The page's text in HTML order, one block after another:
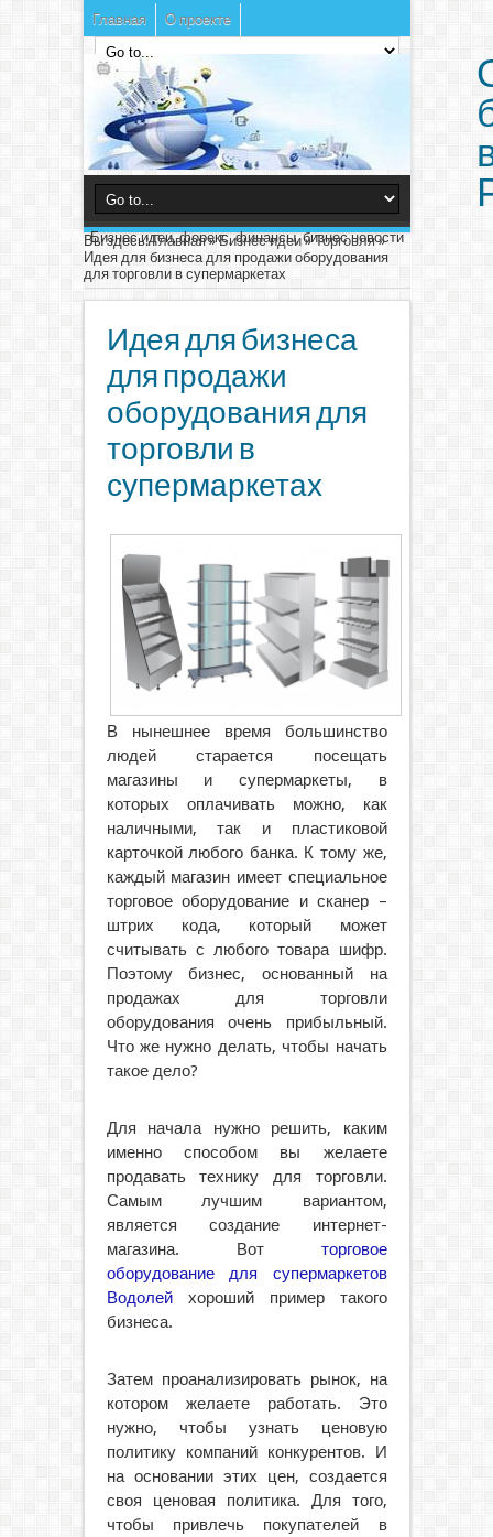
Главная О проекте
Бизнес идеи, форекс, финансы, бизнес новости
Вы здесь:Главная»Бизнес идеи»Торговля»
Идея для бизнеса для продажи оборудования
для торговли в супермаркетах
Идея для бизнеса
для продажи
оборудования для
торговли в
супермаркетах
В нынешнее время большинство
людей старается посещать
магазины и супермаркеты, в
которых оплачивать можно, как
наличными, так и пластиковой
карточкой любого банка. К тому же,
каждый магазин имеет специальное
торговое оборудование и сканер –
штрих кода, который может
считывать с любого товара шифр.
Поэтому бизнес, основанный на
продажах для торговли
оборудования очень прибыльный.
Что же нужно делать, чтобы начать
такое дело?
Для начала нужно решить, каким
именно способом вы желаете
продавать технику для торговли.
Самым лучшим вариантом,
является создание интернет-
магазина. Вот торговое
оборудование для супермаркетов
Водолейхороший пример такого
бизнеса.
Затем проанализировать рынок, на
котором желаете работать. Это
нужно, чтобы узнать ценовую
политику компаний конкурентов. И
на основании этих цен, создается
своя ценовая политика. Для того,
чтобы привлечь покупателей в